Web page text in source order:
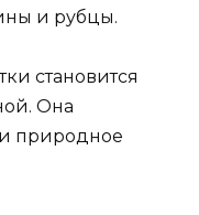
и рубцы.
становится
Она
природное